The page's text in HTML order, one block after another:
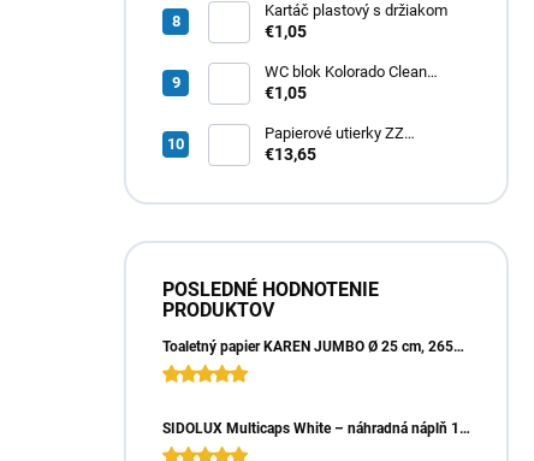
Kartáč plastový s držiakom
€1,05
WC blok Kolorado Clean
Aroma Exotické Kvety 40g
€1,05
Papierové utierky ZZ
zelené (4000ks) 1vrst.
€13,65
POSLEDNÉ HODNOTENIE
PRODUKTOV
Toaletný papier KAREN JUMBO Ø 25 cm, 265m, 2vrst. (6ks)
SIDOLUX Multicaps White – náhradná náplň 10ks